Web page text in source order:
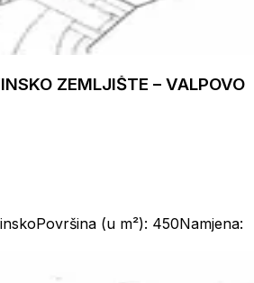
ZEMLJIŠTE – VALPOVO
Površina (u m²): 450Namjena: